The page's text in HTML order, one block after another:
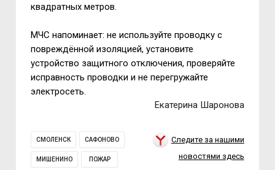
квадратных метров.
МЧС напоминает: не используйте проводку с
повреждённой изоляцией, установите
устройство защитного отключения, проверяйте
исправность проводки и не перегружайте
электросеть.
Екатерина Шаронова
СМОЛЕНСК САФОНОВО
МИШЕНИНО ПОЖАР
Следите за нашими
новостями здесь